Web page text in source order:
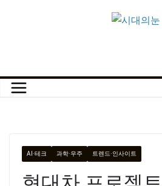
건
AI·테크 과학·우주 트렌드·인사이트